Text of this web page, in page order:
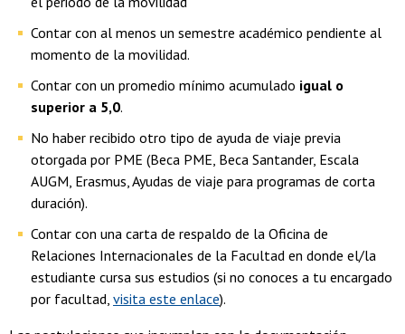
Contar con al menos un semestre académico pendiente al
momento de la movilidad.
Contar con un promedio mínimo acumulado igual o
superior a 5,0.
No haber recibido otro tipo de ayuda de viaje previa
otorgada por PME (Beca PME, Beca Santander, Escala
AUGM, Erasmus, Ayudas de viaje para programas de corta
duración).
Contar con una carta de respaldo de la Oficina de
Relaciones Internacionales de la Facultad en donde el/la
estudiante cursa sus estudios (si no conoces a tu encargado
por facultad, visita este enlace).